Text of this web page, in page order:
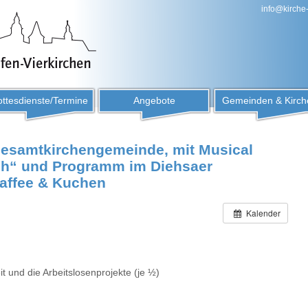
Termine Angebote Gemeinden &
mit Musical
und Programm im Diehsaer
& Kuchen
Kalender
und die Arbeitslosenprojekte (je ½)